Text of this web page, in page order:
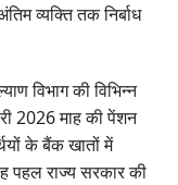
व्यक्ति तक निर्बाध
विभाग की विभिन्न
2026 माह की पेंशन
के बैंक खातों में
पहल राज्य सरकार की